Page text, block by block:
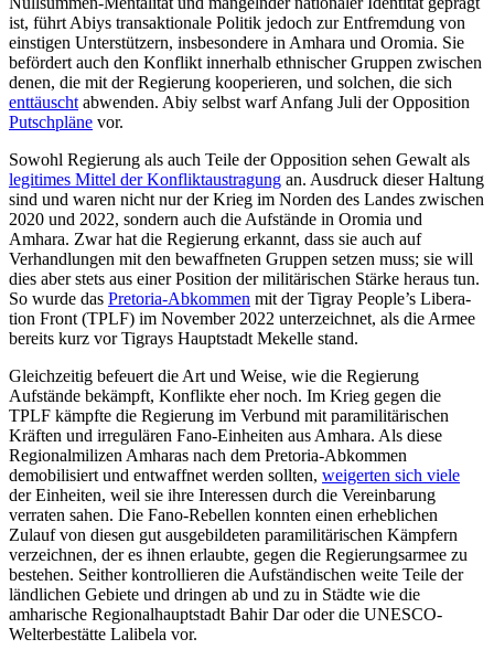
ist, führt Abiys trans­aktionale Politik jedoch zur Entfremdung von
einstigen Unterstützern, insbesondere in Amhara und Oromia. Sie
befördert auch den Konflikt innerhalb ethnischer Gruppen zwischen
denen, die mit der Regierung ko­operieren, und solchen, die sich
enttäuscht abwenden. Abiy selbst warf Anfang Juli der Opposition
Putschpläne vor.
Sowohl Regierung als auch Teile der Oppo­sition sehen Gewalt als
legitimes Mittel der Konfliktaustragung an. Ausdruck dieser Haltung
sind und waren nicht nur der Krieg im Norden des Landes zwischen
2020 und 2022, sondern auch die Auf­stände in Oromia und
Amhara. Zwar hat die Regierung erkannt, dass sie auch auf
Verhandlungen mit den bewaffneten Gruppen setzen muss; sie will
dies aber stets aus einer Position der militärischen Stärke heraus tun.
So wurde das Pretoria-Abkom­men mit der Tigray People’s Libera­
tion Front (TPLF) im November 2022 unter­zeichnet, als die Armee
bereits kurz vor Tigrays Hauptstadt Mekelle stand.
Gleichzeitig befeuert die Art und Weise, wie die Regierung
Aufstände bekämpft, Kon­flikte eher noch. Im Krieg gegen die
TPLF kämpfte die Regierung im Verbund mit para­militärischen
Kräften und irregulären Fano-Einheiten aus Amhara. Als diese
Regio­nalmilizen Amharas nach dem Pretoria-Abkommen
demobilisiert und entwaffnet werden sollten, weigerten sich viele
der Einheiten, weil sie ihre Interessen durch die Vereinbarung
verraten sahen. Die Fano-Rebellen konnten einen erheblichen
Zulauf von diesen gut ausgebildeten paramilitäri­schen Kämpfern
verzeichnen, der es ihnen erlaub­te, gegen die Regierungsarmee zu
be­ste­hen. Seither kontrollieren die Aufständischen weite Teile der
ländlichen Gebiete und dringen ab und zu in Städte wie die
amharische Regionalhauptstadt Bahir Dar oder die UNESCO-
Welterbestätte Lalibela vor.